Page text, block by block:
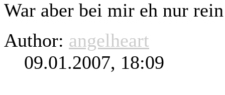
War aber bei mir eh nur
Author: angelheart
09.01.2007, 18:09